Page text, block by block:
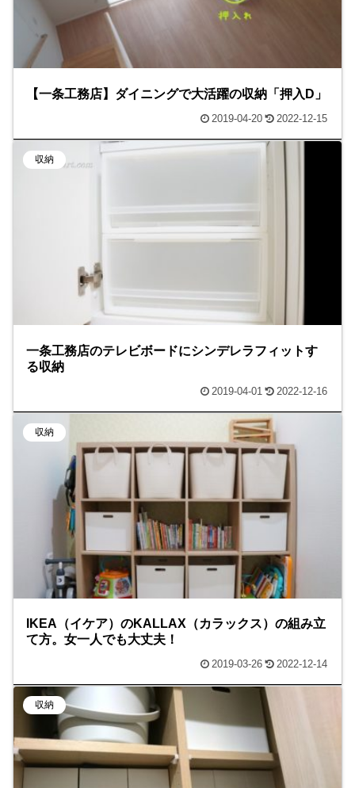
【一条工務店】ダイニングで大活躍の収納「押入D」
2019-04-20 2022-12-15
収納
一条工務店のテレビボードにシンデレラフィットす
る収納
2019-04-01 2022-12-16
収納
IKEA（イケア）のKALLAX（カラックス）の組み立
て方。女一人でも大丈夫！
2019-03-26 2022-12-14
収納